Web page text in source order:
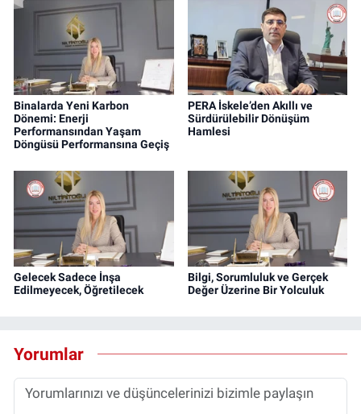
Binalarda Yeni Karbon
Dönemi: Enerji
Performansından Yaşam
Döngüsü Performansına Geçiş
PERA İskele’den Akıllı ve
Sürdürülebilir Dönüşüm
Hamlesi
Gelecek Sadece İnşa
Edilmeyecek, Öğretilecek
Bilgi, Sorumluluk ve Gerçek
Değer Üzerine Bir Yolculuk
Yorumlar